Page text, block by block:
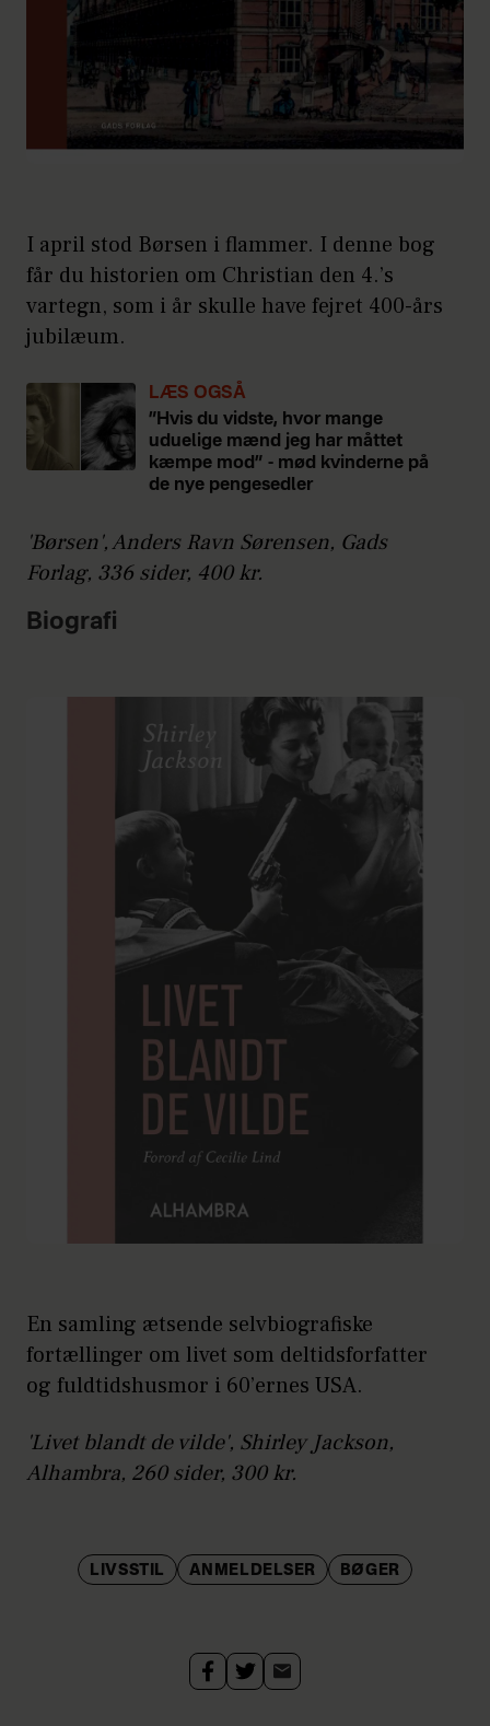
I april stod Børsen i flammer. I denne bog
får du historien om Christian den 4.’s
vartegn, som i år skulle have fejret 400-års
jubilæum.
LÆS OGSÅ
”Hvis du vidste, hvor mange
uduelige mænd jeg har måttet
kæmpe mod” - mød kvinderne på
de nye pengesedler
'Børsen', Anders Ravn Sørensen, Gads
Forlag, 336 sider, 400 kr.
Biografi
En samling ætsende selvbiografiske
fortællinger om livet som deltidsforfatter
og fuldtidshusmor i 60’ernes USA.
'Livet blandt de vilde', Shirley Jackson,
Alhambra, 260 sider, 300 kr.
LIVSSTIL ANMELDELSER BØGER